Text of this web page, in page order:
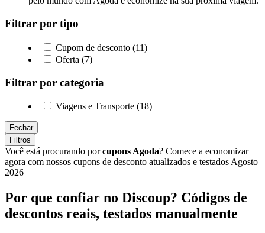
Filtrar por tipo
Cupom de desconto (11)
Oferta (7)
Filtrar por categoria
Viagens e Transporte (18)
Fechar
Filtros
Você está procurando porcupons Agoda? Comece a economizar
agora com nossos cupons de desconto atualizados e testados Agosto
2026
Por que confiar no Discoup? Códigos de
descontos reais, testados manualmente